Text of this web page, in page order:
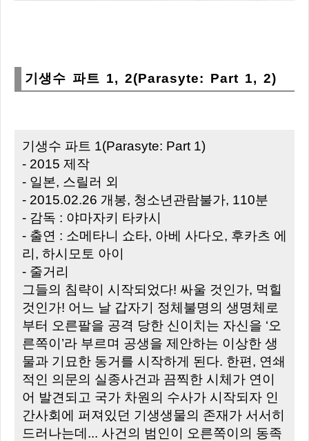
기생수 파트 1, 2(Parasyte: Part 1, 2)
기생수 파트 1(Parasyte: Part 1)
- 2015 제작
- 일본, 스릴러 외
- 2015.02.26 개봉, 청소년관람불가, 110분
- 감독 : 야마자키 타카시
- 출연 : 소메타니 쇼타, 아베 사다오, 후카츠 에
리, 하시모토 아이
- 줄거리
그들의 침략이 시작되었다! 싸울 것인가, 먹힐
것인가! 어느 날 갑자기 정체불명의 생명체로
부터 오른팔을 공격 당한 신이치는 자신을 ‘오
른쪽이’라 부르며 공생을 제안하는 이상한 생
물과 기묘한 동거를 시작하게 된다. 한편, 연쇄
적인 의문의 실종사건과 끔찍한 시체가 연이
어 발견되고 국가 차원의 수사가 시작되자 인
간사회에 퍼져있던 기생생물의 존재가 서서히
드러나는데... 사건의 범인이 오른쪽이의 동족